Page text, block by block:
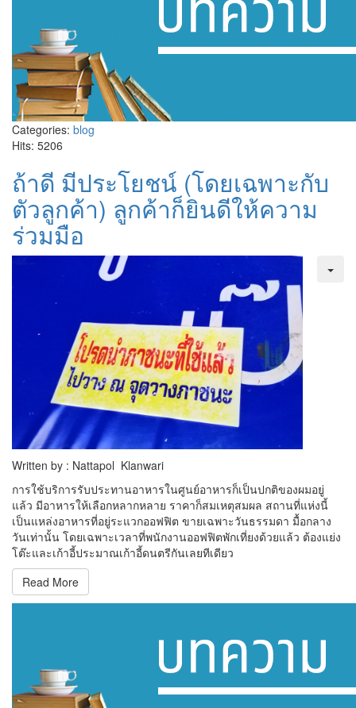
Categories: blog
Hits: 5206
ถ้าดี มีประโยชน์ (โดยเฉพาะกับ
ตัวลูกค้า) ลูกค้าก็ยินดีให้ความ
ร่วมมือ
Written by : Nattapol Klanwari
การใช้บริการรับประทานอาหารในศูนย์อาหารก็เป็นปกติของผมอยู่
แล้ว มีอาหารให้เลือกหลากหลาย ราคาก็สมเหตุสมผล สถานที่แห่งนี้
เป็นแหล่งอาหารที่อยู่ระแวกออฟฟิต ขายเฉพาะวันธรรมดา มื้อกลาง
วันเท่านั้น โดยเฉพาะเวลาที่พนักงานออฟฟิตพักเที่ยงด้วยแล้ว ต้องแย่ง
โต๊ะและเก้าอี้ประมาณเก้าอี้ดนตรีกันเลยทีเดียว
Read More